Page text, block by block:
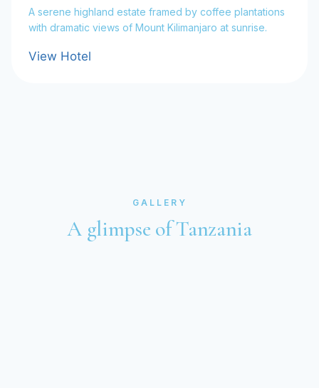
A serene highland estate framed by coffee plantations
with dramatic views of Mount Kilimanjaro at sunrise.
View Hotel
GALLERY
A glimpse of Tanzania